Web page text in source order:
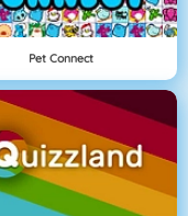
Pet Connect